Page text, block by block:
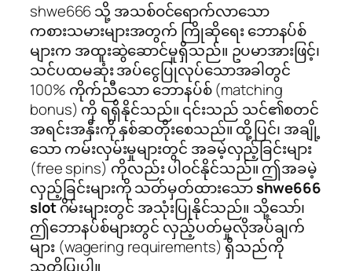
shwe666 သို့ အသစ်ဝင်ရောက်လာသော
ကစားသမားများအတွက် ကြိုဆိုရေး ဘောနပ်စ်
များက အထူးဆွဲဆောင်မှုရှိသည်။ ဥပမာအားဖြင့်၊
သင်ပထမဆုံး အပ်ငွေပြုလုပ်သောအခါတွင်
100% ကိုက်ညီသော ဘောနပ်စ် (matching
bonus) ကို ရရှိနိုင်သည်။ ၎င်းသည် သင်၏စတင်
အရင်းအနှီးကို နှစ်ဆတိုးစေသည်။ ထို့ပြင်၊ အချို့
သော ကမ်းလှမ်းမှုများတွင် အခမဲ့လှည့်ခြင်းများ
(free spins) ကိုလည်း ပါဝင်နိုင်သည်။ ဤအခမဲ့
လှည့်ခြင်းများကို သတ်မှတ်ထားသောshwe666
slotဂိမ်းများတွင် အသုံးပြုနိုင်သည်။ သို့သော်၊
ဤဘောနပ်စ်များတွင် လှည့်ပတ်မှုလိုအပ်ချက်
များ (wagering requirements) ရှိသည်ကို
သတိပြုပါ။